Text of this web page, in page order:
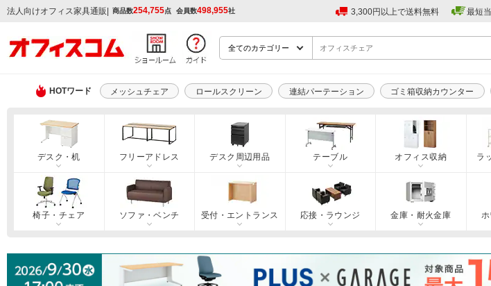
法人向けオフィス家具通販 | 商品数254,755点 会員数498,955社 3,300円以上で送料無料 最短
HOTワード メッシュチェア ロールスクリーン 連結パーテーション ゴミ箱収納カウンター
デスク・机 フリーアドレス デスク周辺用品 テーブル オフィス収納 ラ
椅子・チェア ソファ・ベンチ 受付・エントランス 応接・ラウンジ 金庫・耐火金庫